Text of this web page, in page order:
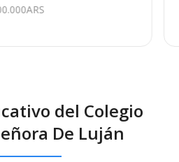
del Colegio
De Luján